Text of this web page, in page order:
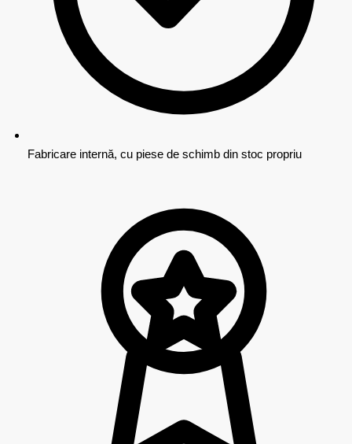
Fabricare internă, cu piese de schimb din stoc propriu